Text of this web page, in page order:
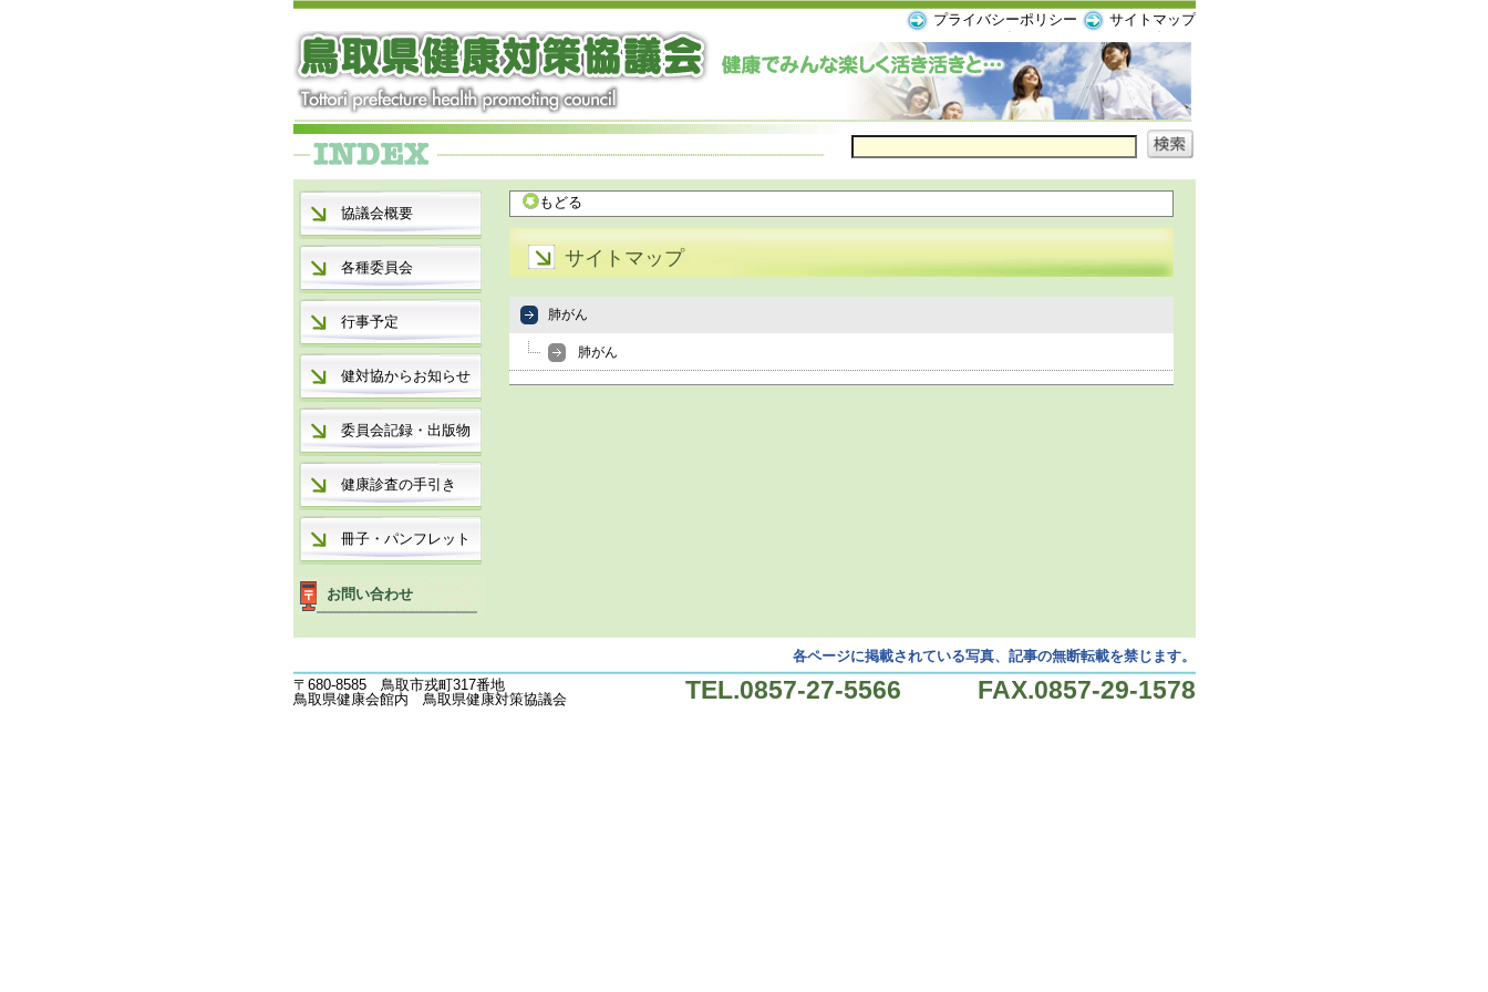
プライバシーポリシー サイトマップ
もどる
サイトマップ
肺がん
肺がん
協議会概要
各種委員会
行事予定
健対協からお知らせ
委員会記録・出版物
健康診査の手引き
冊子・パンフレット
お問い合わせ
各ページに掲載されている写真、記事の無断転載を禁じます。
〒680-8585 鳥取市戎町317番地
鳥取県健康会館内 鳥取県健康対策協議会
TEL.0857-27-5566 FAX.0857-29-1578